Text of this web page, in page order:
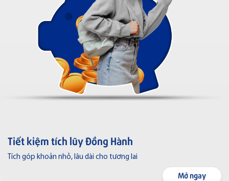
Tài khoản & Dịch vụ
Khoản vay
Bảo hiểm liên kết
Hộ Kinh doanh
Tiết kiệm tích lũy Đồng Hành
Tích góp khoản nhỏ, lâu dài cho tương lai
Mở ngay
Thẻ VISA